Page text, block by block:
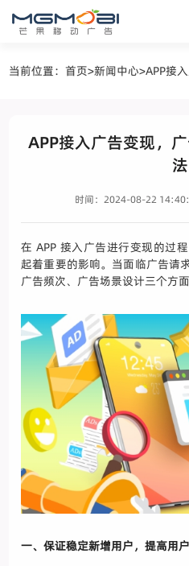
当前位置：首页>新闻中心>
APP接入广告变现，
法
时间：2024-08-22
在 APP 接入广告进行变现的过
起着重要的影响。当面临广告请
广告频次、广告场景设计三个方面
一、保证稳定新增用户，提高用